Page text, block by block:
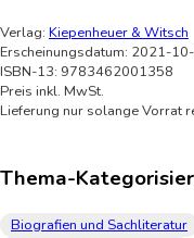
Verlag: Kiepenheuer & Witsch
Erscheinungsdatum: 2021-
ISBN-13: 9783462001358
Preis inkl. MwSt.
Lieferung nur solange Vorrat
Thema-
Biografien und Sachliteratur